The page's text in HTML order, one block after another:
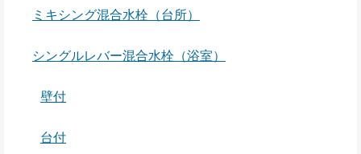
ミキシング混合水栓（台所）
シングルレバー混合水栓（浴室）
壁付
台付